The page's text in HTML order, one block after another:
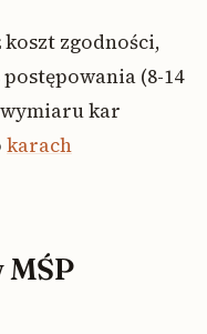
zgodności,
(8-14
kar
karach
MŚP